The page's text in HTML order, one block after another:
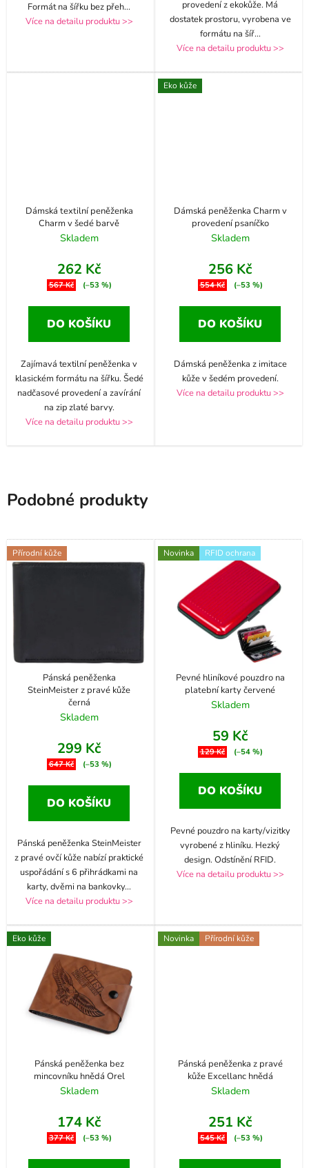
Formát na šířku bez přeh...
Více na detailu produktu >>
provedení z ekokůže. Má
dostatek prostoru, vyrobena ve
formátu na šíř...
Více na detailu produktu >>
Dámská textilní peněženka
Charm v šedé barvě
Skladem
262 Kč
567 Kč (–53 %)
DO KOŠÍKU
Zajímavá textilní peněženka v
klasickém formátu na šířku. Šedé
nadčasové provedení a zavírání
na zip zlaté barvy.
Více na detailu produktu >>
Eko kůže
Dámská peněženka Charm v
provedení psaníčko
Skladem
256 Kč
554 Kč (–53 %)
DO KOŠÍKU
Dámská peněženka z imitace
kůže v šedém provedení.
Více na detailu produktu >>
Podobné produkty
Přírodní kůže
Pánská peněženka
SteinMeister z pravé kůže
černá
Skladem
299 Kč
647 Kč (–53 %)
DO KOŠÍKU
Pánská peněženka SteinMeister
z pravé ovčí kůže nabízí praktické
uspořádání s 6 přihrádkami na
karty, dvěmi na bankovky...
Více na detailu produktu >>
Novinka RFID ochrana
Pevné hliníkové pouzdro na
platební karty červené
Skladem
59 Kč
129 Kč (–54 %)
DO KOŠÍKU
Pevné pouzdro na karty/vizitky
vyrobené z hliníku. Hezký
design. Odstínění RFID.
Více na detailu produktu >>
Eko kůže
Pánská peněženka bez
mincovníku hnědá Orel
Skladem
174 Kč
377 Kč (–53 %)
Novinka Přírodní kůže
Pánská peněženka z pravé
kůže Excellanc hnědá
Skladem
251 Kč
545 Kč (–53 %)